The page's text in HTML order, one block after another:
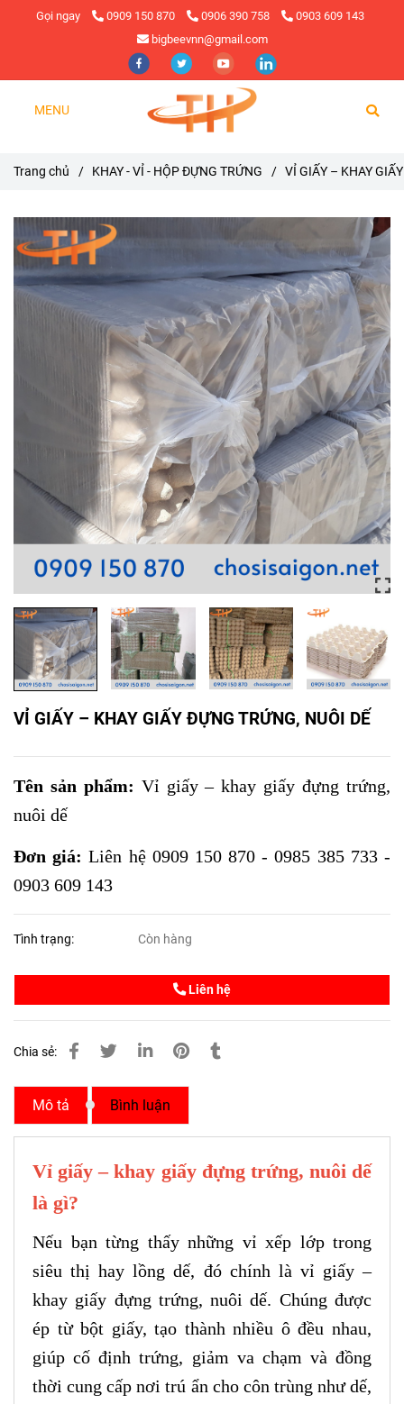
Gọi ngay 0909 150 870 0906 390 758
0903 609 143
bigbeevnn@gmail.com
MENU
Trang chủ / KHAY - VỈ - HỘP ĐỰNG TRỨNG / VỈ GIẤY – KHAY
VỈ GIẤY – KHAY GIẤY ĐỰNG TRỨNG, NUÔI DẾ
Tên sản phẩm: Vỉ giấy – khay giấy đựng trứng,
nuôi dế
Đơn giá:Liên hệ 0909 150 870 - 0985 385 733 -
0903 609 143
Tình trạng: Còn hàng
Liên hệ
Chia sẻ:
Mô tả Bình luận
Vỉ giấy – khay giấy đựng trứng, nuôi dế
là gì?
Nếu bạn từng thấy những vỉ xếp lớp trong
siêu thị hay lồng dế, đó chính là vỉ giấy –
khay giấy đựng trứng, nuôi dế. Chúng được
ép từ bột giấy, tạo thành nhiều ô đều nhau,
giúp cố định trứng, giảm va chạm và đồng
thời cung cấp nơi trú ẩn cho côn trùng như dế,